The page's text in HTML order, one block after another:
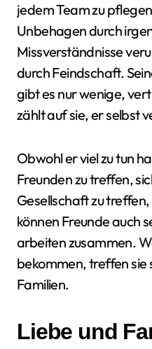
jedem Team zu
Unbehagen durch
Missverständnisse
durch Feindschaft.
gibt es nur wenige,
zählt auf sie, er selbst
Obwohl er viel zu tun
Freunden zu treffen,
Gesellschaft zu
können Freunde auch
arbeiten zusammen.
bekommen, treffen sie
Familien.
Liebe und